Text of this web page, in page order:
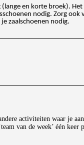
en korte broek).
nodig. Zorg
zaalschoenen nodig.
activiteiten waar je
van de week’ één